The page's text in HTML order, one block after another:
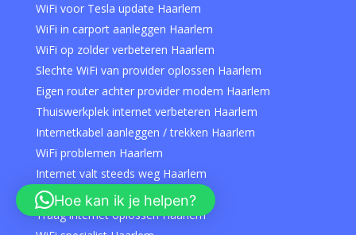
WiFi voor Tesla update Haarlem
WiFi in carport aanleggen Haarlem
WiFi op zolder verbeteren Haarlem
Slechte WiFi van provider oplossen Haarlem
Eigen router achter provider modem Haarlem
Thuiswerkplek internet verbeteren Haarlem
Internetkabel aanleggen / trekken Haarlem
WiFi problemen Haarlem
Internet valt steeds weg Haarlem
WiFi herstellen Haarlem
Traag internet oplossen Haarlem
Hoe kan ik je helpen?